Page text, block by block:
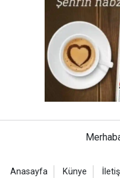
Anasayfa Künye